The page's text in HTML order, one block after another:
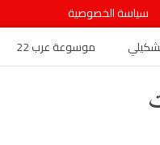
سياسة الخصوصية
موسوعة عرب 22